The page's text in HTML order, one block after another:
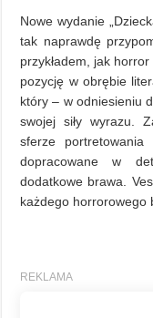
Nowe wydanie
tak naprawdę
przykładem, jak
pozycję w obrębie
który – w odniesieniu
swojej siły wyrazu.
sferze portretowania
dopracowane w
dodatkowe brawa.
każdego horrorowego